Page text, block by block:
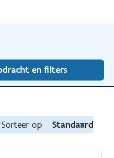
en filters
Sorteer op Standaard